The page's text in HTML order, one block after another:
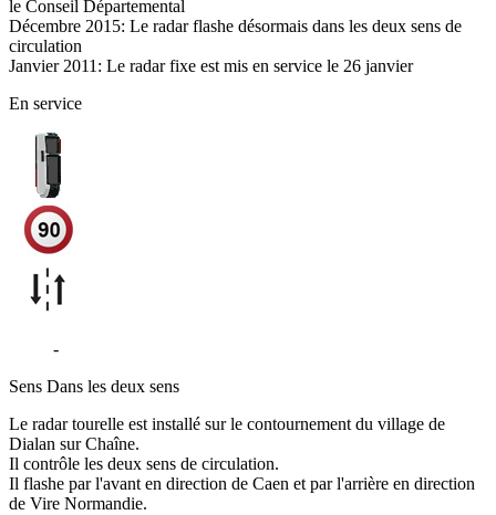
le Conseil Départemental
Décembre 2015: Le radar flashe désormais dans les deux sens de
circulation
Janvier 2011: Le radar fixe est mis en service le 26 janvier
En service
-
Sens Dans les deux sens
Le radar tourelle est installé sur le contournement du village de
Dialan sur Chaîne.
Il contrôle les deux sens de circulation.
Il flashe par l'avant en direction de Caen et par l'arrière en direction
de Vire Normandie.